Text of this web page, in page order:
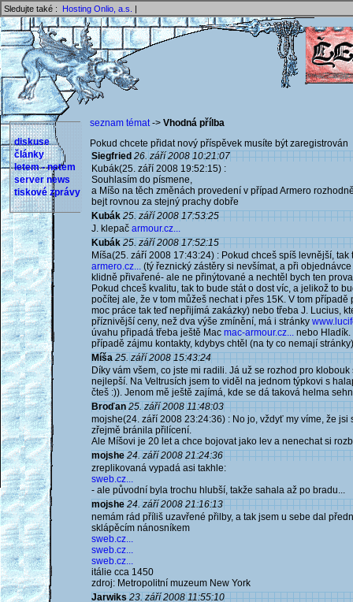
Sledujte také : Hosting Onlio, a.s. |
diskuse
články
letem - netem
server news
tiskové zprávy
seznam témat-> Vhodná přílba
Pokud chcete přidat nový příspěvek musíte být
Siegfried 26. září 2008 10:21:07
Kubák(25. září 2008 19:52:15) :
Souhlasím do písmene,
a Míšo na těch změnách provedení v případ Armero
bejt rovnou za stejný prachy dobře
Kubák 25. září 2008 17:53:25
J. klepač armour.cz...
Kubák 25. září 2008 17:52:15
Míša(25. září 2008 17:43:24) : Pokud chceš spíš levnější,
armero.cz... (tý řeznický zástěry si nevšímat, a při
klidně přivařené- ale ne přinýtované a nechtěl bych ten
Pokud chceš kvalitu, tak to bude stát o dost víc, a jelikož to
počítej ale, že v tom můžeš nechat i přes 15K. V tom
moc práce tak teď nepřijímá zakázky) nebo třeba J. Lucius,
příznivější ceny, než dva výše zmínění, má i stránky
úvahu připadá třeba ještě Mac mac-armour.cz... nebo Hladík.
případě zájmu kontakty, kdybys chtěl (na ty co nemají stránky)
Míša 25. září 2008 15:43:24
Díky vám všem, co jste mi radili. Já už se rozhod pro
nejlepší. Na Veltrusích jsem to viděl na jednom týpkovi s
čteš :)). Jenom mě ještě zajímá, kde se dá taková helma
Broďan 25. září 2008 11:48:03
mojshe(24. září 2008 23:24:36) : No jo, vždyť my víme, že
zřejmě bránila přilícení.
Ale Míšovi je 20 let a chce bojovat jako lev a nenechat si
mojshe 24. září 2008 21:24:36
zreplikovaná vypadá asi takhle:
sweb.cz...
- ale původní byla trochu hlubší, takže sahala až po bradu...
mojshe 24. září 2008 21:16:13
nemám rád příliš uzavřené přilby, a tak jsem u sebe dal
sklápěcím nánosníkem
sweb.cz...
sweb.cz...
sweb.cz...
itálie cca 1450
zdroj: Metropolitní muzeum New York
Jarwiks 23. září 2008 11:55:10